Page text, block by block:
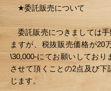
★委託販売について
委託販売につきましては手
ますが、税抜販売価格が20
\30,000-にてお願いしており
させて頂くことの2点及び
じます。